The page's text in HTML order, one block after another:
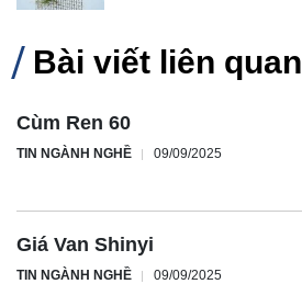
Bài viết liên quan
Cùm Ren 60
TIN NGÀNH NGHỀ 09/09/2025
Giá Van Shinyi
TIN NGÀNH NGHỀ 09/09/2025